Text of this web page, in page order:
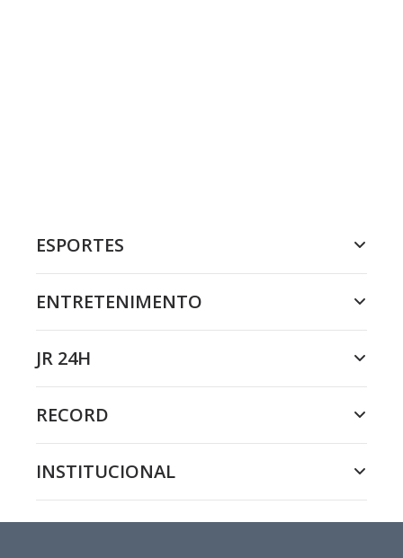
ESPORTES
ENTRETENIMENTO
JR 24H
RECORD
INSTITUCIONAL